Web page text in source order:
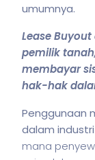
umumnya.
Lease
pemilik
membayar
hak-hak
Penggunaan
dalam
mana